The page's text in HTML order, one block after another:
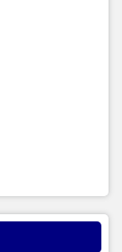
tối đa lên tới
trong 8GB
cơ bản